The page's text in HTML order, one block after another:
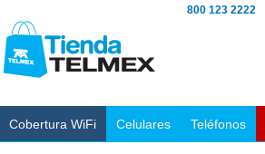
800 123 2222
Cobertura WiFi Celulares Teléfonos